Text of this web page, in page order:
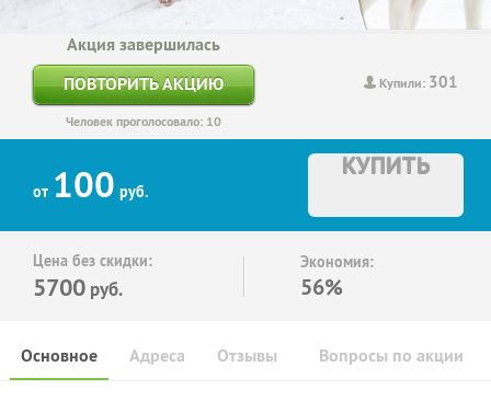
Купили: 301
Акция завершилась
ПОВТОРИТЬ АКЦИЮ
Человек проголосовало: 10
от 100 руб.
КУПИТЬ
Цена без скидки:
5700 руб.
Экономия:
56%
Основное Отзывы Вопросы по акции
Адреса